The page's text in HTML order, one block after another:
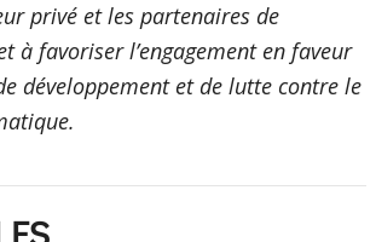
privé et les partenaires de
à favoriser l’engagement en faveur
développement et de lutte contre le